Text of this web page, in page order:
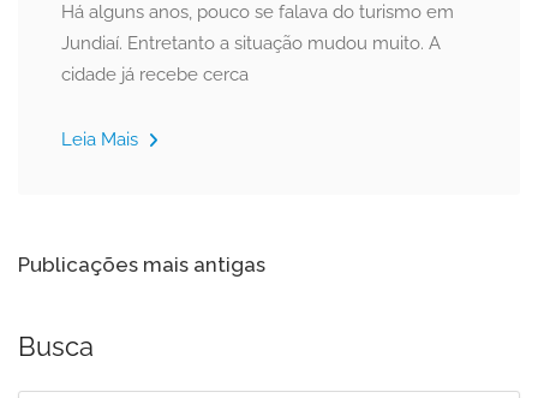
Há alguns anos, pouco se falava do turismo em
Jundiaí. Entretanto a situação mudou muito. A
cidade já recebe cerca
Leia Mais
Navegação
posts
Publicações mais antigas
Busca